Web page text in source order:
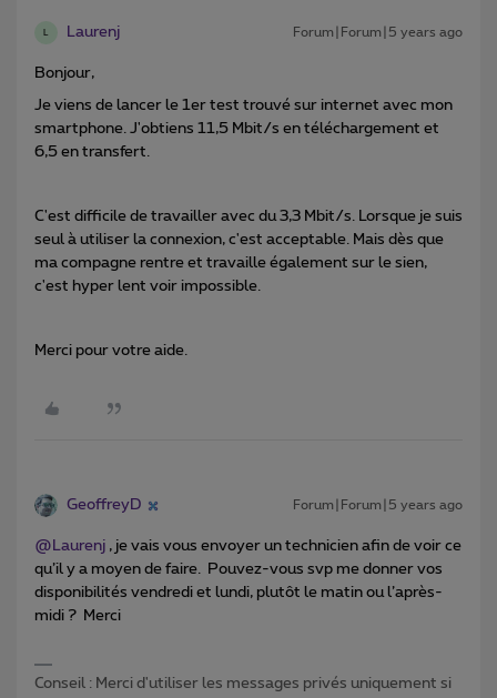
Laurenj Forum|Forum|5 years ago
Bonjour,
Je viens de lancer le 1er test trouvé sur internet avec mon
smartphone. J'obtiens 11,5 Mbit/s en téléchargement et
6,5 en transfert.
C'est difficile de travailler avec du 3,3 Mbit/s. Lorsque je suis
seul à utiliser la connexion, c'est acceptable. Mais dès que
ma compagne rentre et travaille également sur le sien,
c'est hyper lent voir impossible.
Merci pour votre aide.
GeoffreyD Forum|Forum|5 years ago
@Laurenj , je vais vous envoyer un technicien afin de voir ce
qu’il y a moyen de faire. Pouvez-vous svp me donner vos
disponibilités vendredi et lundi, plutôt le matin ou l’après-
midi ? Merci
Conseil : Merci d'utiliser les messages privés uniquement si